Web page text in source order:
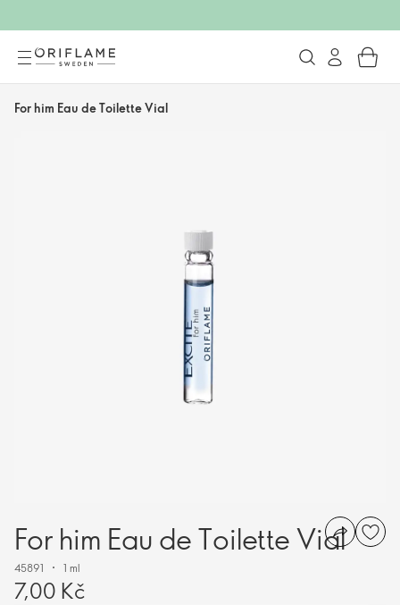
For him Eau de Toilette Vial
For him Eau de Toilette Vial
45891 1 ml
7,00 Kč